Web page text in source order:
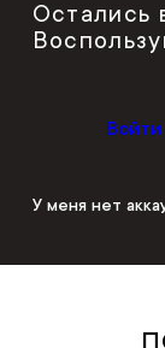
Остались
Войти
У меня нет